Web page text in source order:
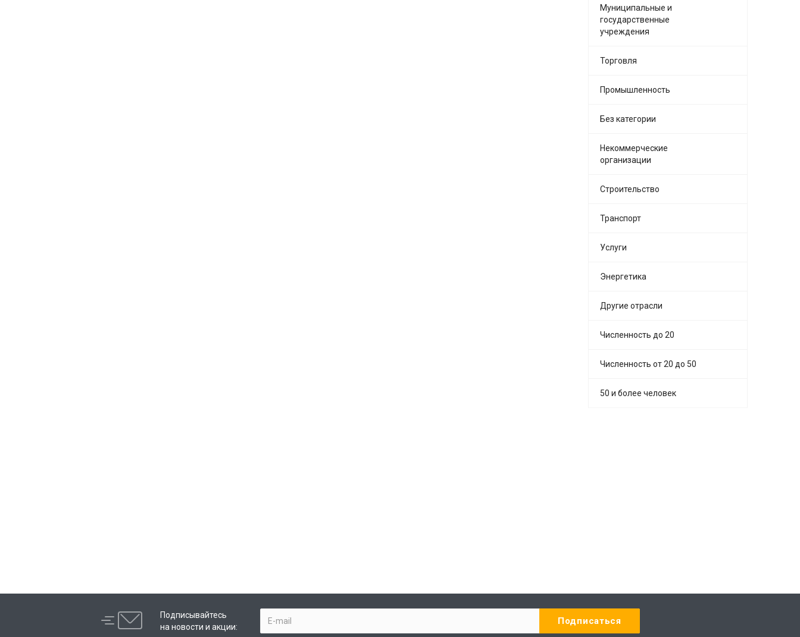
Муниципальные и
государственные
учреждения
Торговля
Промышленность
Без категории
Некоммерческие
организации
Строительство
Транспорт
Услуги
Энергетика
Другие отрасли
Численность до 20
Численность от 20 до 50
50 и более человек
Подписывайтесь
на новости и акции: